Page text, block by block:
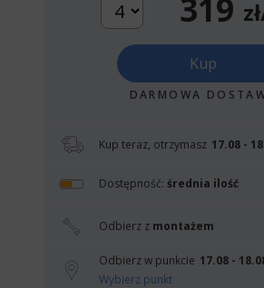
319
Kup
DARMOWA
Kup teraz, otrzymasz 17.08 -
Dostępność: średnia ilość
Odbierz z montażem
Odbierz w punkcie 17.08 -
Wybierz punkt